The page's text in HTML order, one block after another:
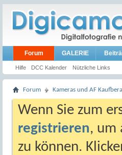
Forum
Hilfe DCC Kalender Nützliche Links
GALERIE
Forum Kameras und AF
Wenn Sie zum
registrieren, um
zu können.